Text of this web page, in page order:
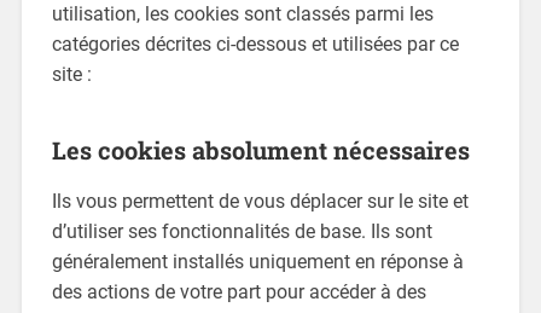
utilisation, les cookies sont classés parmi les
catégories décrites ci-dessous et utilisées par ce
site :
Les cookies absolument nécessaires
Ils vous permettent de vous déplacer sur le site et
d’utiliser ses fonctionnalités de base. Ils sont
généralement installés uniquement en réponse à
des actions de votre part pour accéder à des